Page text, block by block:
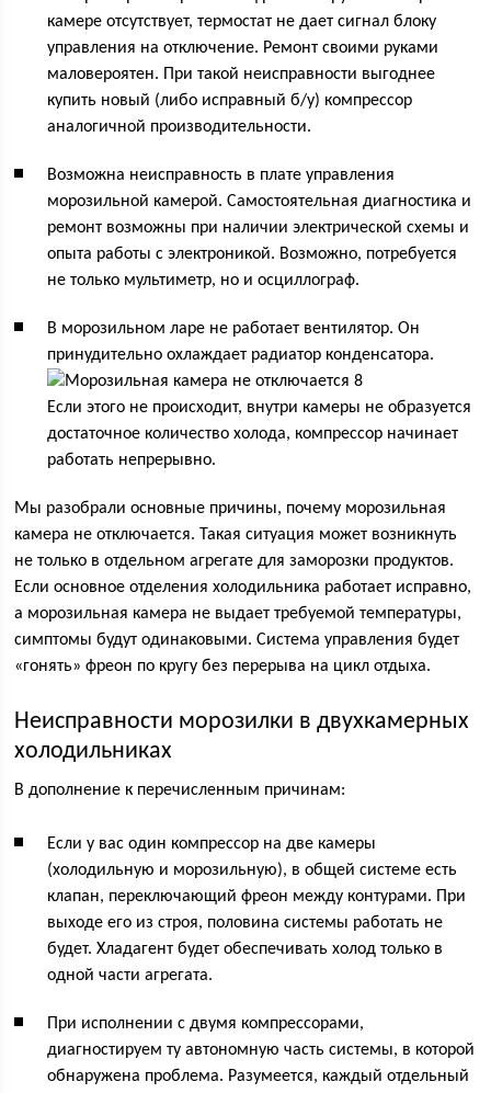
камере отсутствует, термостат не дает сигнал блоку
управления на отключение. Ремонт своими руками
маловероятен. При такой неисправности выгоднее
купить новый (либо исправный б/у) компрессор
аналогичной производительности.
Возможна неисправность в плате управления
морозильной камерой. Самостоятельная диагностика и
ремонт возможны при наличии электрической схемы и
опыта работы с электроникой. Возможно, потребуется
не только мультиметр, но и осциллограф.
В морозильном ларе не работает вентилятор. Он
принудительно охлаждает радиатор конденсатора.
Если этого не происходит, внутри камеры не образуется
достаточное количество холода, компрессор начинает
работать непрерывно.
Мы разобрали основные причины, почему морозильная
камера не отключается. Такая ситуация может возникнуть
не только в отдельном агрегате для заморозки продуктов.
Если основное отделения холодильника работает исправно,
а морозильная камера не выдает требуемой температуры,
симптомы будут одинаковыми. Система управления будет
«гонять» фреон по кругу без перерыва на цикл отдыха.
Неисправности морозилки в двухкамерных
холодильниках
В дополнение к перечисленным причинам:
Если у вас один компрессор на две камеры
(холодильную и морозильную), в общей системе есть
клапан, переключающий фреон между контурами. При
выходе его из строя, половина системы работать не
будет. Хладагент будет обеспечивать холод только в
одной части агрегата.
При исполнении с двумя компрессорами,
диагностируем ту автономную часть системы, в которой
обнаружена проблема. Разумеется, каждый отдельный